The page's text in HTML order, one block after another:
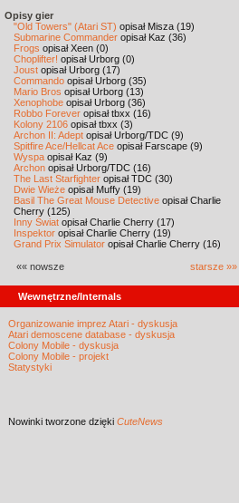
Opisy gier
"Old Towers" (Atari ST) opisał Misza (19)
Submarine Commander opisał Kaz (36)
Frogs opisał Xeen (0)
Choplifter! opisał Urborg (0)
Joust opisał Urborg (17)
Commando opisał Urborg (35)
Mario Bros opisał Urborg (13)
Xenophobe opisał Urborg (36)
Robbo Forever opisał tbxx (16)
Kolony 2106 opisał tbxx (3)
Archon II: Adept opisał Urborg/TDC (9)
Spitfire Ace/Hellcat Ace opisał Farscape (9)
Wyspa opisał Kaz (9)
Archon opisał Urborg/TDC (16)
The Last Starfighter opisał TDC (30)
Dwie Wieże opisał Muffy (19)
Basil The Great Mouse Detective opisał Charlie
Cherry (125)
Inny Świat opisał Charlie Cherry (17)
Inspektor opisał Charlie Cherry (19)
Grand Prix Simulator opisał Charlie Cherry (16)
«« nowsze starsze »»
Wewnętrzne/Internals
Organizowanie imprez Atari - dyskusja
Atari demoscene database - dyskusja
Colony Mobile - dyskusja
Colony Mobile - projekt
Statystyki
Nowinki tworzone dzięki CuteNews